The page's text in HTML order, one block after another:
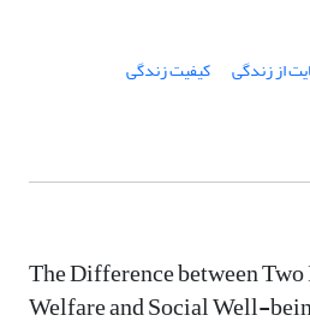
از زندگی
کیفیت زندگی
The Difference between
Welfare and Social Well-